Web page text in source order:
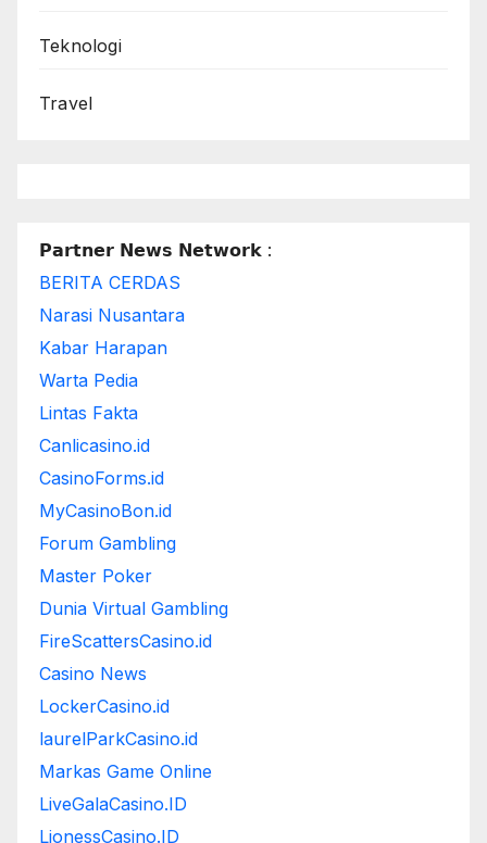
Teknologi
Travel
𝗣𝗮𝗿𝘁𝗻𝗲𝗿 𝗡𝗲𝘄𝘀 𝗡𝗲𝘁𝘄𝗼𝗿𝗸 :
BERITA CERDAS
Narasi Nusantara
Kabar Harapan
Warta Pedia
Lintas Fakta
Canlicasino.id
CasinoForms.id
MyCasinoBon.id
Forum Gambling
Master Poker
Dunia Virtual Gambling
FireScattersCasino.id
Casino News
LockerCasino.id
laurelParkCasino.id
Markas Game Online
LiveGalaCasino.ID
LionessCasino.ID